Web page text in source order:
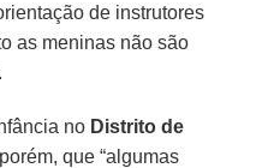
de instrutores
as meninas não são
no Distrito de
que “algumas